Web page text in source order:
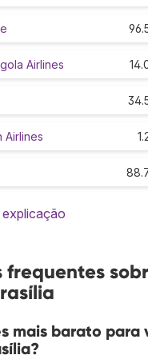
Airlines
Airlines
explicação
frequentes
mais barato para